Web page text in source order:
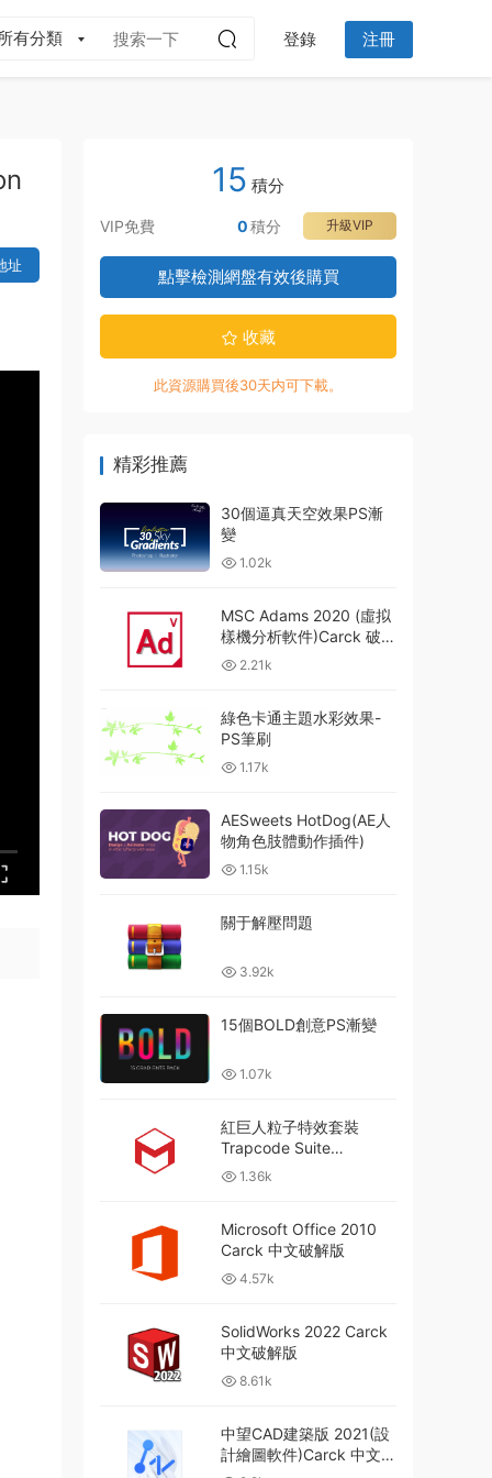
有分類 登錄 注冊
址
15 積分
VIP免費 升級VIP
0積分
點擊檢測網盤有效後購買
收藏
此資源購買後30天内可下載。
精彩推薦
30個逼真天空效果PS漸
變
1.02k
MSC Adams 2020 (虛拟
樣機分析軟件)Carck 破解
版 2.21k
綠色卡通主題水彩效果-
PS筆刷
1.17k
AESweets HotDog(AE人
物角色肢體動作插件)
1.15k
關于解壓問題
3.92k
15個BOLD創意PS漸變
1.07k
紅巨人粒子特效套裝
Trapcode Suite
2024.2.0 含
1.36k
Microsoft Office 2010
Carck 中文破解版
4.57k
SolidWorks 2022 Carck
中文破解版
8.61k
中望CAD建築版 2021(設
計繪圖軟件)Carck 中文破